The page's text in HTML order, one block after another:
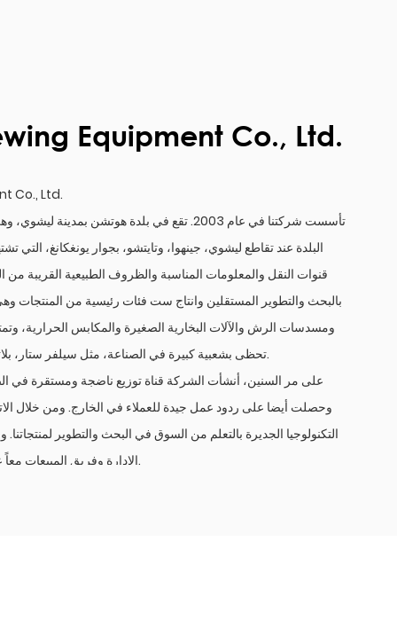
Equipment Co., Ltd.
Co., Ltd.
تأسست شركتنا في عام 2003. تقع في بلدة هوتشن
البلدة عند تقاطع ليشوي، جينهوا، وتايتشو، بجوار يونغكانغ، التي
قنوات النقل والمعلومات المناسبة والظروف الطبيعية القريبة من
بالبحث والتطوير المستقلين وانتاج ست فئات رئيسية من المنتجات
ومسدسات الرش والآلات البخارية الصغيرة والمكابس الحرارية،
تحظى بشعبية كبيرة في الصناعة، مثل سيلفر ستار، بلاتينيوم التنين، تينغشون، جياشنغ، شينغتاي وجيانغشين.
على مر السنين، أنشأت الشركة قناة توزيع ناضجة ومستقرة في
وحصلت أيضا على ردود عمل جيدة للعملاء في الخارج. ومن خلال
التكنولوجيا الجديرة بالتعلم من السوق في البحث والتطوير
الإدارة وفريق المبيعات معاً على تزويد السوق بجودة أفضل ومنتجات أكثر ممتازة.